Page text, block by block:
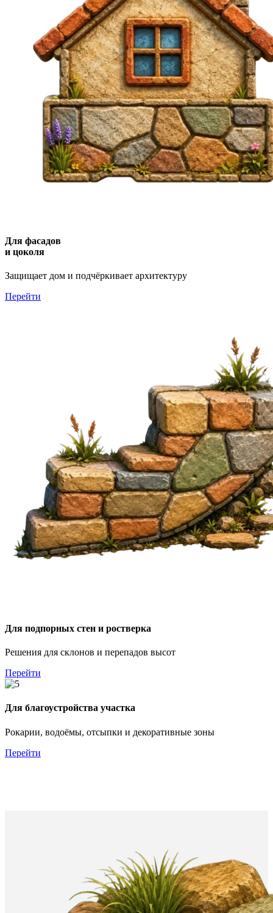
Для фасадов
и цоколя
Защищает дом и подчёркивает архитектуру
Перейти
Для подпорных стен и ростверка
Решения для склонов и перепадов высот
Перейти
Для благоустройства участка
Рокарии, водоёмы, отсыпки и декоративные зоны
Перейти